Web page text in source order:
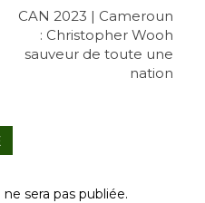
CAN 2023 | Cameroun
: Christopher Wooh
sauveur de toute une
nation
sera pas publiée.